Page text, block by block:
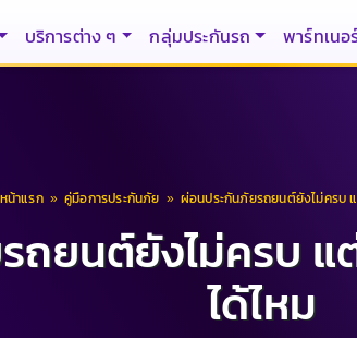
บริการต่าง ๆ กลุ่มประกันรถ พาร์ทเนอ
หน้าแรก » คู่มือการประกันภัย » ผ่อนประกันภัยรถยนต์ยังไม่ครบ
ถยนต์ยังไม่ครบ แ
ได้ไหม